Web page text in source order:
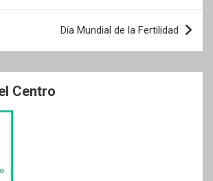
Día Mundial de la Fertilidad
Centro